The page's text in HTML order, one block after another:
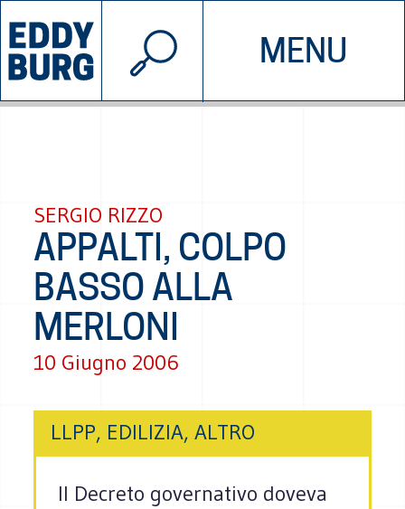
MENU
INIZIATIVE CHI SIAMO
© 2026 EDDYBURG
SERGIO RIZZO
APPALTI, COLPO
BASSO ALLA
MERLONI
10 Giugno 2006
LLPP, EDILIZIA, ALTRO
Il Decreto governativo doveva